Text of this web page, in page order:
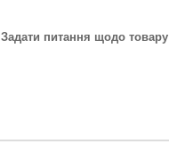
Задати питання щодо товару